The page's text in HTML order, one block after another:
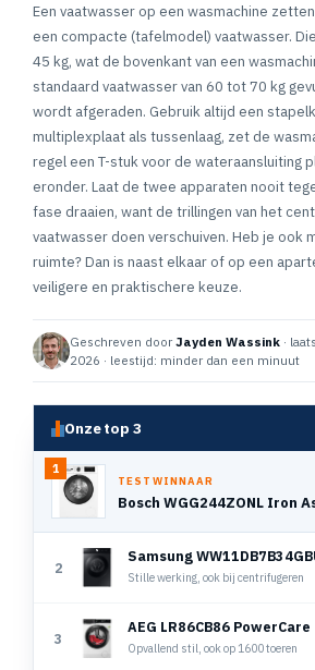
Een vaatwasser op een wasmachine
een compacte (tafelmodel) vaatwasser.
45 kg, wat de bovenkant van een
standaard vaatwasser van 60 tot 70 kg
wordt afgeraden. Gebruik altijd een
multiplexplaat als tussenlaag, zet de
regel een T-stuk voor de wateraansluiting
eronder. Laat de twee apparaten nooit
fase draaien, want de trillingen van het
vaatwasser doen verschuiven. Heb je ook
ruimte? Dan is naast elkaar of op een
veiligere en praktischere keuze.
Geschreven door Jayden Wassink ·
2026 · leestijd: minder dan een minuut
Onze top 3
1
TESTWINNAAR
Bosch WGG244ZONL Iron
2
Stille werking, ook bij centrifugeren
3
AEG LR86CB86 PowerCare
Opvallend stil, ook op 1600 toeren